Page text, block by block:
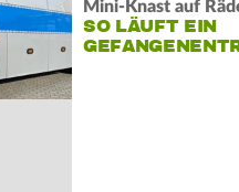
Mini-Knast auf
SO LÄUFT EIN